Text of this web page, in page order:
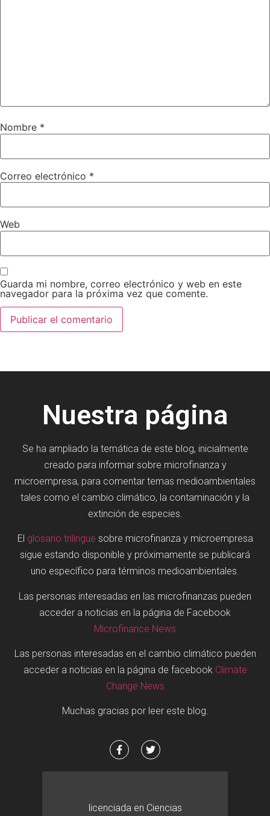
Nombre *
Correo electrónico *
Web
Guarda mi nombre, correo electrónico y web en este
navegador para la próxima vez que comente.
Nuestra página
Se ha ampliado la temática de este blog, inicialmente
creado para informar sobre microfinanza y
microempresa, para comentar temas medioambientales
tales como el cambio climático, la contaminación y la
extinción de especies.
El glosario trilingüe sobre microfinanza y microempresa
sigue estando disponible y próximamente se publicará
uno específico para términos medioambientales.
Las personas interesadas en las microfinanzas pueden
acceder a noticias en la página de Facebook
Microfinance News
Las personas interesadas en el cambio climático pueden
acceder a noticias en la página de facebook Climate
Change News
Muchas gracias por leer este blog.
licenciada en Ciencias